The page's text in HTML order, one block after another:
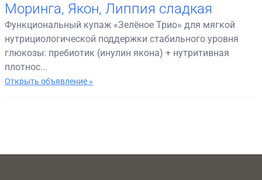
Моринга, Якон, Липпия сладкая
Функциональный купаж «Зелёное Трио» для мягкой
нутрициологической поддержки стабильного уровня
глюкозы: пребиотик (инулин якона) + нутритивная
плотнос...
Открыть объявление »